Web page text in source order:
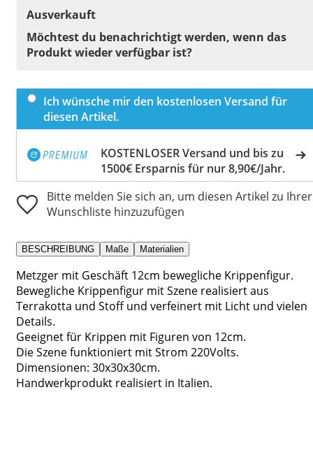
Ausverkauft
Möchtest du benachrichtigt werden, wenn das
Produkt wieder verfügbar ist?
Ich wünsche mir den kostenlosen Versand für
diesen Artikel.
KOSTENLOSER Versand und bis zu
1500€ Ersparnis für nur 8,90€/Jahr.
Bitte melden Sie sich an, um diesen Artikel zu Ihrer
Wunschliste hinzuzufügen
BESCHREIBUNG Maße Materialien
Metzger mit Geschäft 12cm bewegliche Krippenfigur.
Bewegliche Krippenfigur mit Szene realisiert aus
Terrakotta und Stoff und verfeinert mit Licht und vielen
Details.
Geeignet für Krippen mit Figuren von 12cm.
Die Szene funktioniert mit Strom 220Volts.
Dimensionen: 30x30x30cm.
Handwerkprodukt realisiert in Italien.